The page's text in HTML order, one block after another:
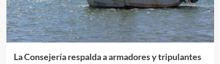
La Consejería respalda a armadores y tripulantes